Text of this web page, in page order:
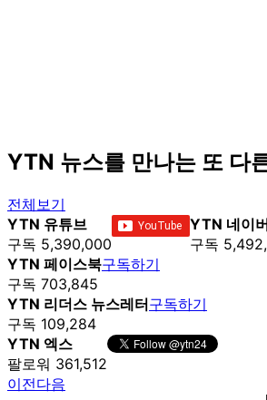
YTN 뉴스를 만나는 또 다
전체보기
YTN 유튜브
구독 5,390,000
YTN 네이
구독
YTN 페이스북
구독 703,845
구독하기
YTN 리더스 뉴스레터
구독 109,284
구독하기
YTN 엑스
팔로워 361,512
이전다음